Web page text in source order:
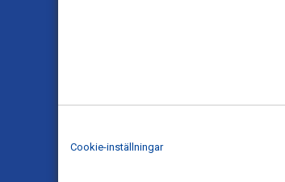
Cookie-inställningar